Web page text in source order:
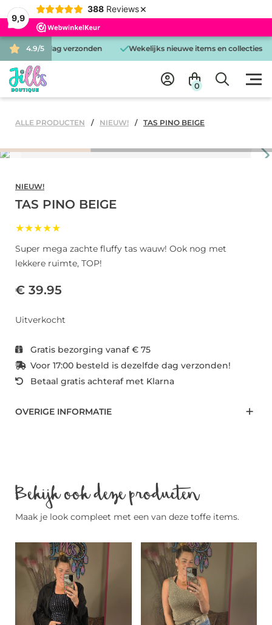
9,9
388 Reviews ×
4.9/5
dezelfde dag verzonden Wekelijks nieuwe items en collecties
0
ALLE PRODUCTEN NIEUW! TAS PINO BEIGE
NIEUW!
TAS PINO BEIGE
★★★★★
Super mega zachte fluffy tas wauw! Ook nog met
lekkere ruimte, TOP!
€ 39.95
Uitverkocht
Gratis bezorging vanaf € 75
Voor 17:00 besteld is dezelfde dag verzonden!
Betaal gratis achteraf met Klarna
OVERIGE INFORMATIE
Bekijk ook deze producten
Maak je look compleet met een van deze toffe items.